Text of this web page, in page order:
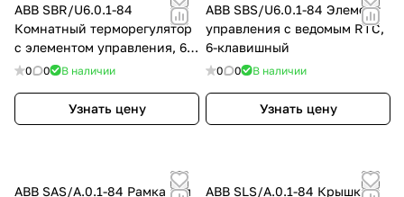
ABB SBR/U6.0.1-84
Комнатный терморегулятор
с элементом управления, 6-
клавишный
0 0 В наличии
Узнать цену
ABB SBS/U6.0.1-84 Элемент
управления с ведомым RTC,
6-клавишный
0 0 В наличии
Узнать цену
ABB SAS/A.0.1-84 Рамка для
ABB SLS/A.0.1-84 Крышка